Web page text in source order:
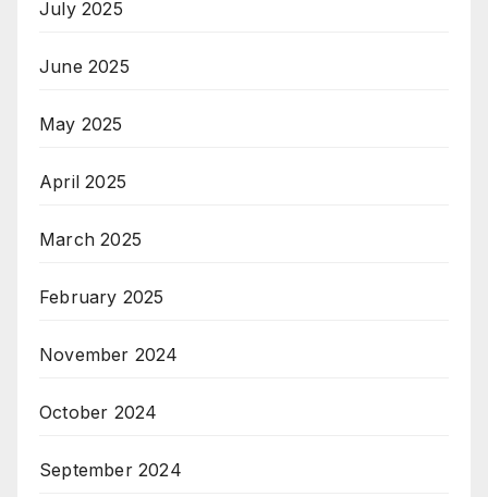
July 2025
June 2025
May 2025
April 2025
March 2025
February 2025
November 2024
October 2024
September 2024